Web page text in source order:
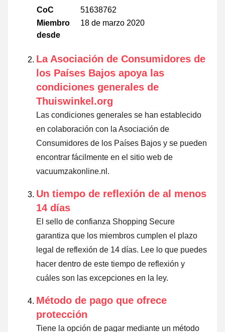
CoC
51638762
Miembro
desde
18 de marzo 2020
La Asociación de Consumidores de
los Países Bajos apoya las
condiciones generales de
Thuiswinkel.org
Las condiciones generales se han establecido
en colaboración con la Asociación de
Consumidores de los Países Bajos y se pueden
encontrar fácilmente en el sitio web de
vacuumzakonline.nl.
Un tiempo de reflexión de al menos
14 días
El sello de confianza Shopping Secure
garantiza que los miembros cumplen el plazo
legal de reflexión de 14 días. Lee lo que puedes
hacer dentro de este tiempo de reflexión y
cuáles son las excepciones en la ley.
Método de pago que ofrece
protección
Tiene la opción de pagar mediante un método